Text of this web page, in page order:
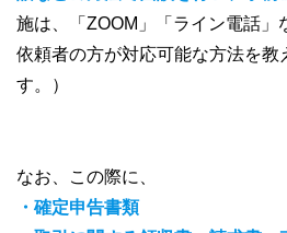
施は、「ZOOM」「ライン電話」
依頼者の方が対応可能な方法を教
す。）
なお、この際に、
・確定申告書類